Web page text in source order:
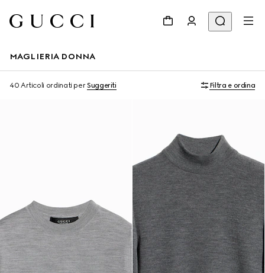
MAGLIERIA DONNA
40 Articoli ordinati perSuggeriti Filtra e ordina